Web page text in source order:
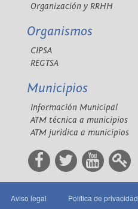
Organización y RRHH
Organismos
CIPSA
REGTSA
Municipios
Información Municipal
ATM técnica a municipios
ATM jurídica a municipios
Aviso legal Política de privacidad